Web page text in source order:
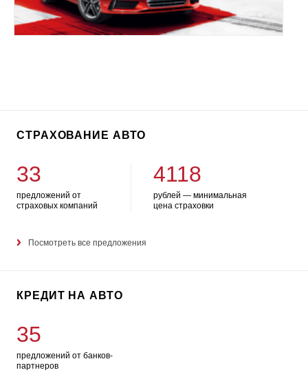
СТРАХОВАНИЕ АВТО
33
предложений от
страховых компаний
4118
рублей — минимальная
цена страховки
Посмотреть все предложения
КРЕДИТ НА АВТО
35
предложений от банков-
партнеров